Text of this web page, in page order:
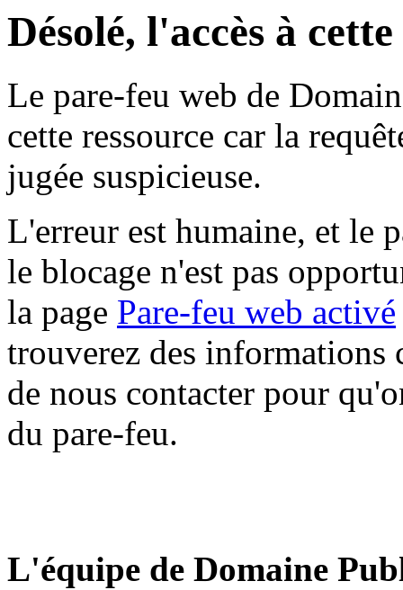
Désolé, l'accès à
Le pare-feu web de
cette ressource car la
jugée suspicieuse.
L'erreur est humaine, et le
le blocage n'est pas
la page Pare-feu web activé
trouverez des informations
de nous contacter pour
du pare-feu.
L'équipe de Domaine